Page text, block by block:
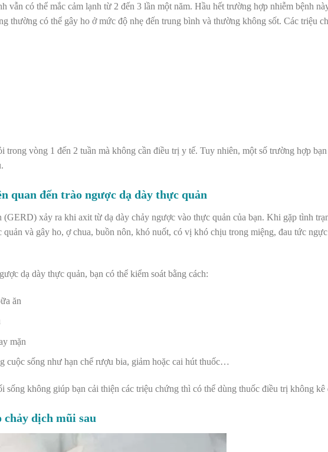
vẫn có thể mắc cảm lạnh từ 2 đến 3 lần một năm. Hầu hết trường hợp nhiễm bệnh
thường có thể gây ho ở mức độ nhẹ đến trung bình và thường không sốt. Các triệu
trong vòng 1 đến 2 tuần mà không cần điều trị y tế. Tuy nhiên, một số trường hợp
quan đến trào ngược dạ dày thực quản
(GERD) xảy ra khi axit từ dạ dày chảy ngược vào thực quản của bạn. Khi gặp tình
quản và gây ho, ợ chua, buồn nôn, khó nuốt, có vị khó chịu trong miệng, đau tức
dạ dày thực quản, bạn có thể kiểm soát bằng cách:
ăn
mặn
cuộc sống như hạn chế rượu bia, giảm hoặc cai hút thuốc…
sống không giúp bạn cải thiện các triệu chứng thì có thể dùng thuốc điều trị không kê
chảy dịch mũi sau